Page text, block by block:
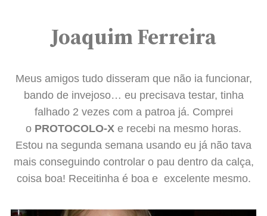
Joaquim Ferreira
Meus amigos tudo disseram que não ia funcionar,
bando de invejoso… eu precisava testar, tinha
falhado 2 vezes com a patroa já. Comprei
o PROTOCOLO-X e recebi na mesmo horas.
Estou na segunda semana usando eu já não tava
mais conseguindo controlar o pau dentro da calça,
coisa boa! Receitinha é boa e excelente mesmo.